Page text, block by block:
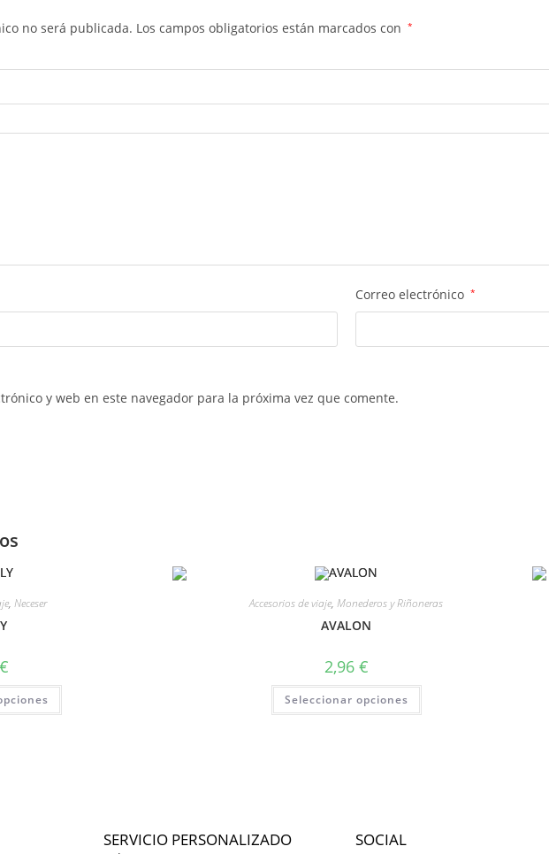
no será publicada. Los campos obligatorios están marcados con *
Correo electrónico *
y web en este navegador para la próxima vez que comente.
,Neceser
€
Accesorios de viaje,Monederos y Riñoneras
AVALON
2,96 €
Seleccionar opciones
SERVICIO PERSONALIZADO SOCIAL